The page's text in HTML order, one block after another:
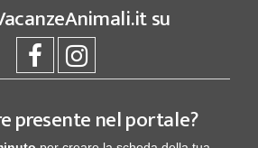
su
presente nel portale?